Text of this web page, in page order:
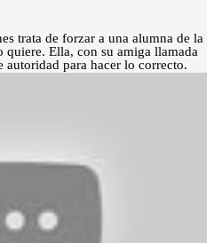
trata de forzar a una alumna de la
quiere. Ella, con su amiga llamada
para hacer lo correcto.